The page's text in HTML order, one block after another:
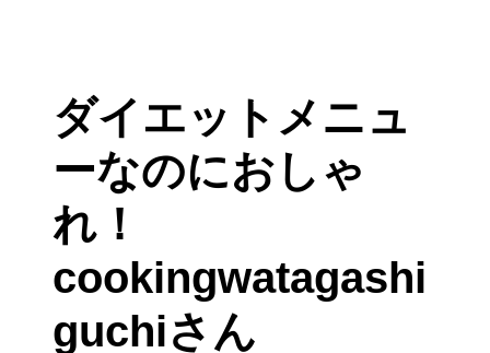
ダイエットメニュ
ーなのにおしゃ
れ！
cookingwatagashi
guchiさん